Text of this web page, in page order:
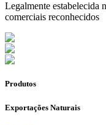
Legalmente estabelecida
comerciais reconhecidos
Produtos
Exportações Naturais